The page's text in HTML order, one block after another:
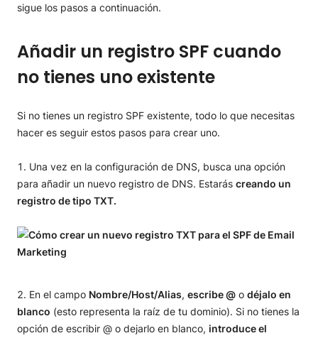
sigue los pasos a continuación.
Añadir un registro SPF cuando
no tienes uno existente
Si no tienes un registro SPF existente, todo lo que necesitas
hacer es seguir estos pasos para crear uno.
Una vez en la configuración de DNS, busca una opción
para añadir un nuevo registro de DNS. Estarás creando un
registro de tipo TXT.
En el campo Nombre/Host/Alias, escribe @ o déjalo en
blanco (esto representa la raíz de tu dominio). Si no tienes la
opción de escribir @ o dejarlo en blanco, introduce el